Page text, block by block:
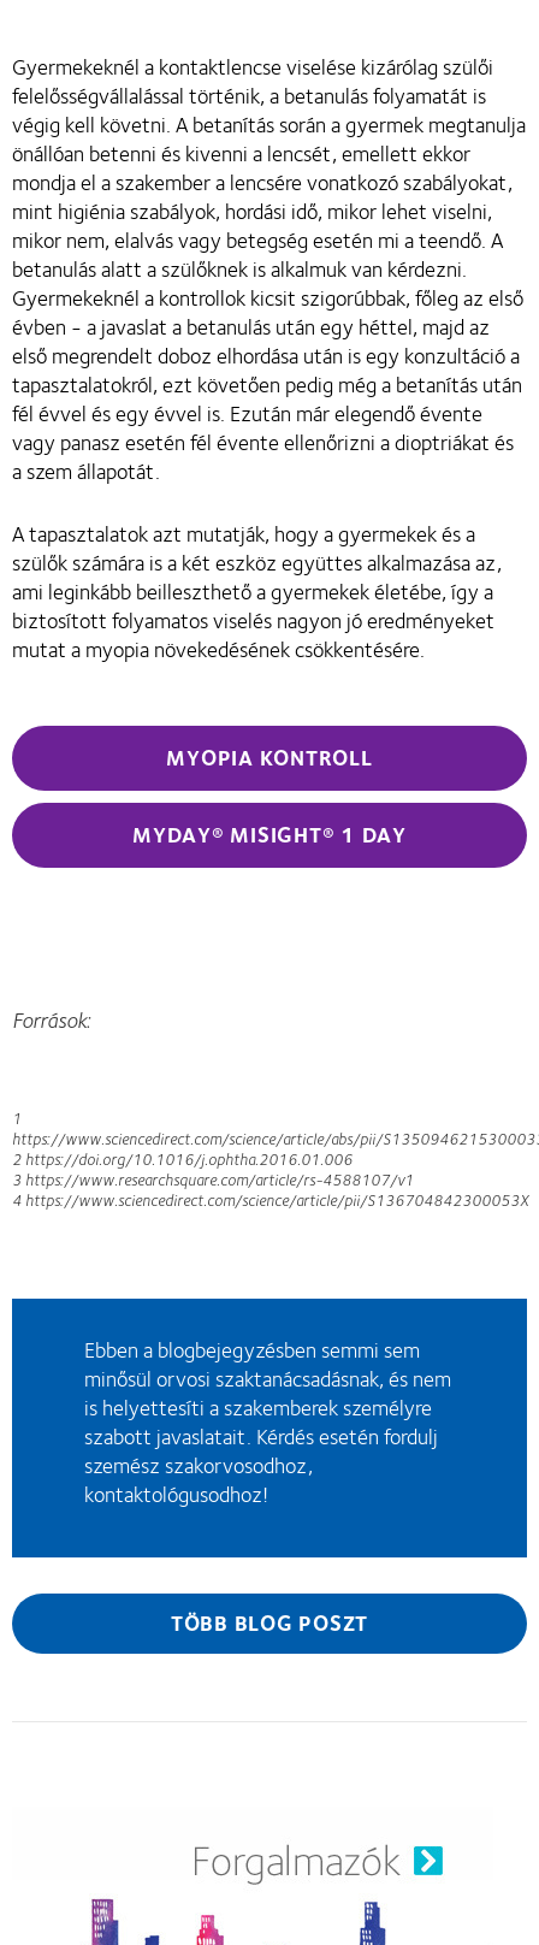
Gyermekeknél a kontaktlencse viselése kizárólag szülői
felelősségvállalással történik, a betanulás folyamatát is
végig kell követni. A betanítás során a gyermek megtanulja
önállóan betenni és kivenni a lencsét, emellett ekkor
mondja el a szakember a lencsére vonatkozó szabályokat,
mint higiénia szabályok, hordási idő, mikor lehet viselni,
mikor nem, elalvás vagy betegség esetén mi a teendő. A
betanulás alatt a szülőknek is alkalmuk van kérdezni.
Gyermekeknél a kontrollok kicsit szigorúbbak, főleg az első
évben - a javaslat a betanulás után egy héttel, majd az
első megrendelt doboz elhordása után is egy konzultáció a
tapasztalatokról, ezt követően pedig még a betanítás után
fél évvel és egy évvel is. Ezután már elegendő évente
vagy panasz esetén fél évente ellenőrizni a dioptriákat és
a szem állapotát.
A tapasztalatok azt mutatják, hogy a gyermekek és a
szülők számára is a két eszköz együttes alkalmazása az,
ami leginkább beilleszthető a gyermekek életébe, így a
biztosított folyamatos viselés nagyon jó eredményeket
mutat a myopia növekedésének csökkentésére.
MYOPIA KONTROLL
MYDAY® MISIGHT® 1 DAY
Források:
1
https://www.sciencedirect.com/science/article/abs/pii/
2 https://doi.org/10.1016/j.ophtha.2016.01.006
3 https://www.researchsquare.com/article/rs-4588107/v1
4 https://www.sciencedirect.com/science/article/pii/S136704842300053X
Ebben a blogbejegyzésben semmi sem
minősül orvosi szaktanácsadásnak, és nem
is helyettesíti a szakemberek személyre
szabott javaslatait. Kérdés esetén fordulj
szemész szakorvosodhoz,
kontaktológusodhoz!
TÖBB BLOG POSZT